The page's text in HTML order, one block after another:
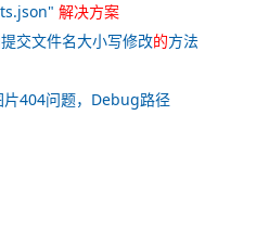
解决方案
交文件名大小写修改的方法
片404问题，Debug路径